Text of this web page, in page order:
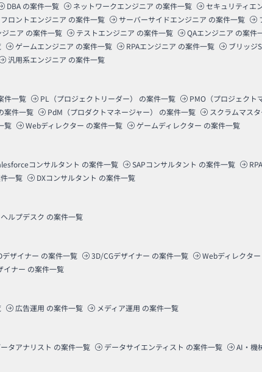
DBA の案件一覧 ネットワークエンジニア の案件一覧 セキュリティエ
フロントエンジニア の案件一覧 サーバーサイドエンジニア の案件一覧
ニア の案件一覧 テストエンジニア の案件一覧 QAエンジニア の案件
ゲームエンジニア の案件一覧 RPAエンジニア の案件一覧 ブリッジ
汎用系エンジニア の案件一覧
件一覧 PL（プロジェクトリーダー） の案件一覧 PMO（プロジェクト
案件一覧
PdM（プロダクトマネージャー） の案件一覧 スクラムマス
覧
Webディレクター の案件一覧 ゲームディレクター の案件一覧
コンサルタント の案件一覧 SAPコンサルタント の案件一覧
一覧
DXコンサルタント の案件一覧
ヘルプデスク の案件一覧
デザイナー の案件一覧 3D/CGデザイナー の案件一覧 Webディレクター
イナー の案件一覧
広告運用 の案件一覧 メディア運用 の案件一覧
タアナリスト の案件一覧 データサイエンティスト の案件一覧 AI・機